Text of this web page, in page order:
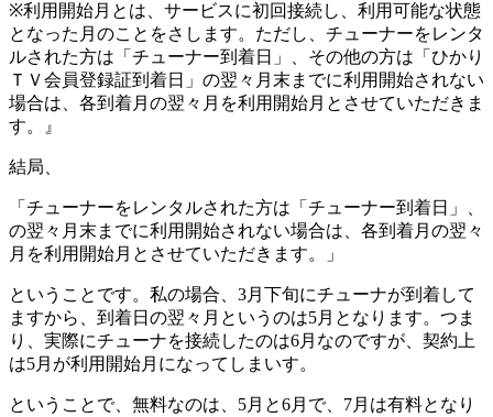
※利用開始月とは、サービスに初回接続し、利用可能な状態
となった月のことをさします。ただし、チューナーをレンタ
ルされた方は「チューナー到着日」、その他の方は「ひかり
ＴＶ会員登録証到着日」の翌々月末までに利用開始されない
場合は、各到着月の翌々月を利用開始月とさせていただきま
す。』
結局、
「チューナーをレンタルされた方は「チューナー到着日」、
の翌々月末までに利用開始されない場合は、各到着月の翌々
月を利用開始月とさせていただきます。」
ということです。私の場合、3月下旬にチューナが到着して
ますから、到着日の翌々月というのは5月となります。つま
り、実際にチューナを接続したのは6月なのですが、契約上
は5月が利用開始月になってしまいす。
ということで、無料なのは、5月と6月で、7月は有料となり